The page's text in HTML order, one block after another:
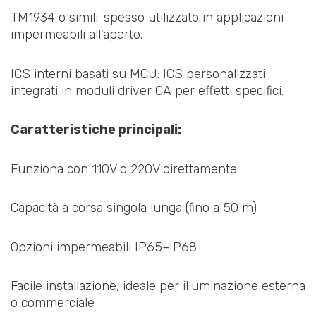
TM1934 o simili: spesso utilizzato in applicazioni
impermeabili all'aperto.
ICS interni basati su MCU: ICS personalizzati
integrati in moduli driver CA per effetti specifici.
Caratteristiche principali:
Funziona con 110V o 220V direttamente
Capacità a corsa singola lunga (fino a 50 m)
Opzioni impermeabili IP65–IP68
Facile installazione, ideale per illuminazione esterna
o commerciale